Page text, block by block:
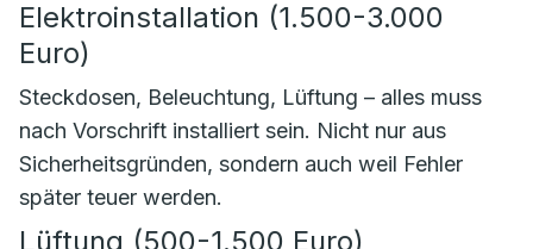
Elektroinstallation (1.500-3.000
Euro)
Steckdosen, Beleuchtung, Lüftung – alles muss
nach Vorschrift installiert sein. Nicht nur aus
Sicherheitsgründen, sondern auch weil Fehler
später teuer werden.
Lüftung (500-1.500 Euro)